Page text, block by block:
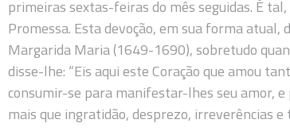
primeiras sextas-feiras do mês seguidas. É
Promessa. Esta devoção, em sua forma
Margarida Maria (1649-1690), sobretudo
disse-lhe: “Eis aqui este Coração que amou
consumir-se para manifestar-lhes seu amor,
mais que ingratidão, desprezo, irreverências